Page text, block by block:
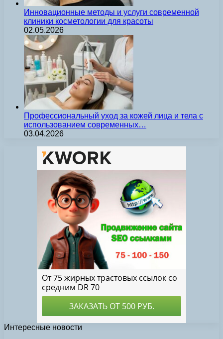
Инновационные методы и услуги современной
клиники косметологии для красоты
02.05.2026
Профессиональный уход за кожей лица и тела с
использованием современных…
03.04.2026
Интересные новости